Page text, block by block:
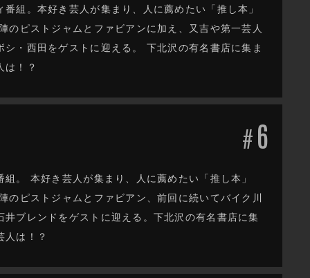
組。本好き芸人が集まり、人に薦めたい「推し本」
ピストジャムとファビアンに加え、又吉や第一芸人
・西田をゲストに迎える。 下北沢の有名書店に集ま
は！？
#6
。 本好き芸人が集まり、人に薦めたい「推し本」
ピストジャムとファビアン、前回に続いてバイク川
ブレンドをゲストに迎える。下北沢の有名書店に集
人は！？